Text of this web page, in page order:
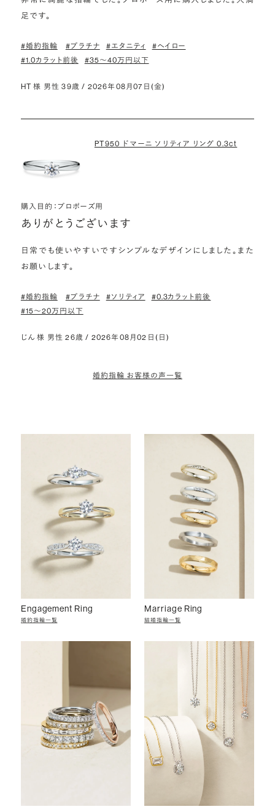
足です。
#婚約指輪 #プラチナ #エタニティ
#ヘイロー
#1.0カラット前後
#35〜40万円以下
HT 様 男性 39歳 / 2026年08月07日(金)
PT950 ドマーニ ソリティア リング 0.3ct
購入目的：プロポーズ用
ありがとうございます
日常でも使いやすいですシンプルなデザインにしました。また
お願いします。
#婚約指輪 #プラチナ #ソリティア
#0.3カラット前後
#15〜20万円以下
じん 様 男性 26歳 / 2026年08月02日(日)
婚約指輪 お客様の声一覧
Engagement Ring
婚約指輪一覧
Marriage Ring
結婚指輪一覧